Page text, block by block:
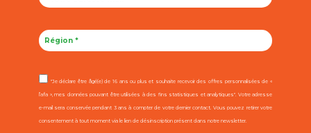
"Je déclare être âgé(e) de 16 ans ou plus et souhaite recevoir des offres personnalisées de «
l’afa », mes données pouvant être utilisées à des fins statistiques et analytiques". Votre adresse
e-mail sera conservée pendant 3 ans à compter de votre dernier contact. Vous pouvez retirer votre
consentement à tout moment via le lien de désinscription présent dans notre newsletter.